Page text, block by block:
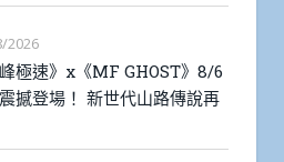
2026
峰極速》x《MF GHOST》8/6
撼登場！ 新世代山路傳說再